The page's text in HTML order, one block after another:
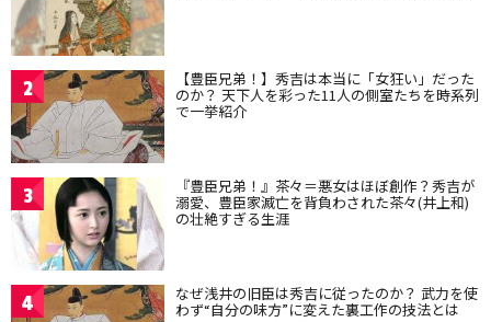
2 【豊臣兄弟！】秀吉は本当に「女狂い」だった
のか？ 天下人を彩った11人の側室たちを時系列
で一挙紹介
3 『豊臣兄弟！』茶々＝悪女はほぼ創作？秀吉が
溺愛、豊臣家滅亡を背負わされた茶々(井上和)
の壮絶すぎる生涯
4 なぜ浅井の旧臣は秀吉に従ったのか？ 武力を使
わず“自分の味方”に変えた裏工作の技法とは